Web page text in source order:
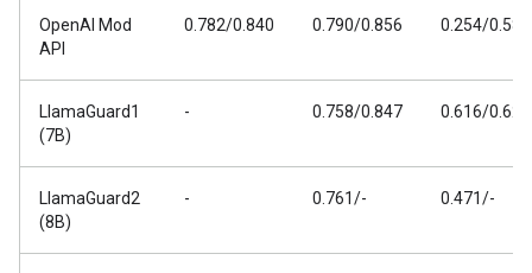
OpenAI Mod
API
0.782/0.840 0.790/0.856 0.254/0.588
LlamaGuard1
(7B)
- 0.758/0.847 0.616/0.626
LlamaGuard2
(8B)
- 0.761/- 0.471/-